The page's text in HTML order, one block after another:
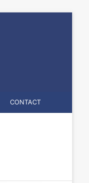
CONTACT